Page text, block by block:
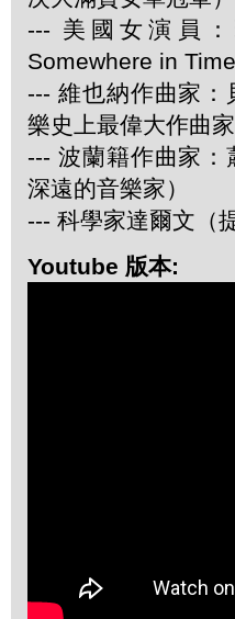
--- 美國女演員
Somewhere in Time
--- 維也納作曲家
樂史上最偉大作曲家
--- 波蘭籍作曲家
深遠的音樂家）
--- 科學家達爾文（
Youtube 版本: